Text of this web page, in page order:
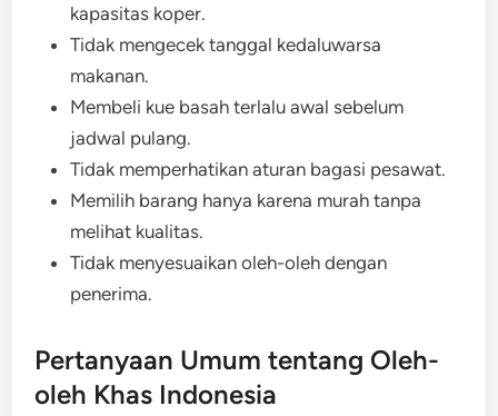
kapasitas koper.
Tidak mengecek tanggal kedaluwarsa
makanan.
Membeli kue basah terlalu awal sebelum
jadwal pulang.
Tidak memperhatikan aturan bagasi pesawat.
Memilih barang hanya karena murah tanpa
melihat kualitas.
Tidak menyesuaikan oleh-oleh dengan
penerima.
Pertanyaan Umum tentang Oleh-
oleh Khas Indonesia